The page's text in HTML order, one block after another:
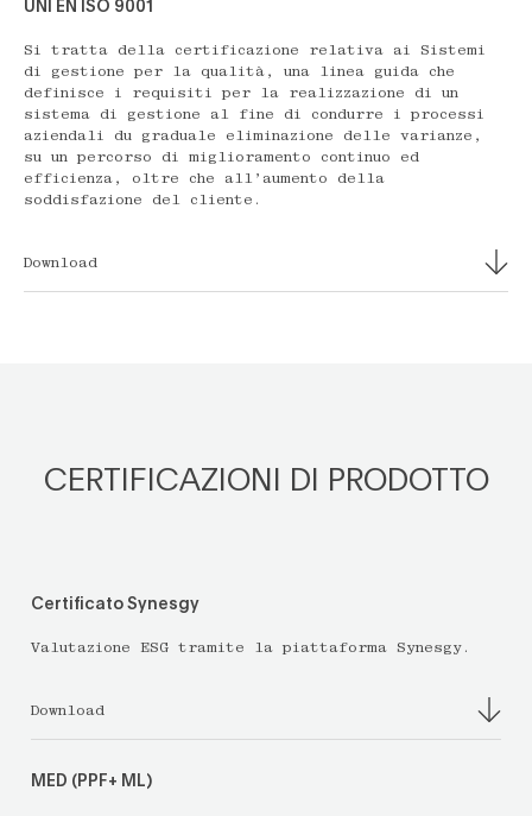
UNI EN ISO 9001
Si tratta della certificazione relativa ai Sistemi
di gestione per la qualità, una linea guida che
definisce i requisiti per la realizzazione di un
sistema di gestione al fine di condurre i processi
aziendali du graduale eliminazione delle varianze,
su un percorso di miglioramento continuo ed
efficienza, oltre che all’aumento della
soddisfazione del cliente.
Download
CERTIFICAZIONI DI PRODOTTO
Certificato Synesgy
Valutazione ESG tramite la piattaforma Synesgy.
Download
MED (PPF+ ML)